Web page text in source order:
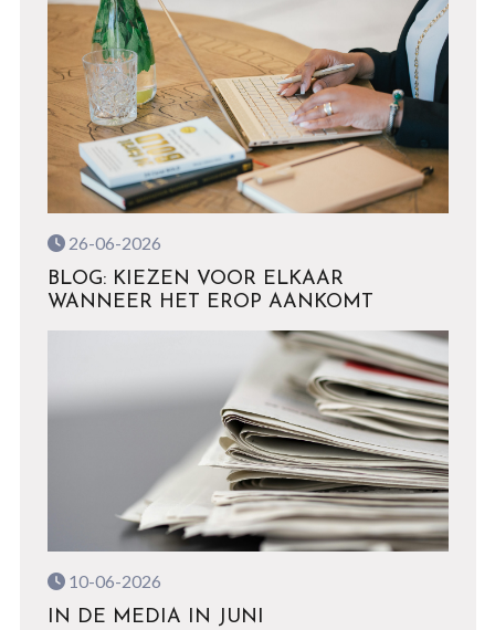
26-06-2026
BLOG: KIEZEN VOOR ELKAAR
WANNEER HET EROP AANKOMT
10-06-2026
IN DE MEDIA IN JUNI